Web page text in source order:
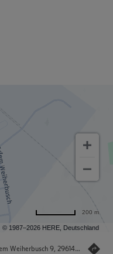
© 1987–2026 HERE, Deutschland
200 m
Weiherbusch 9, 29614 Soltau